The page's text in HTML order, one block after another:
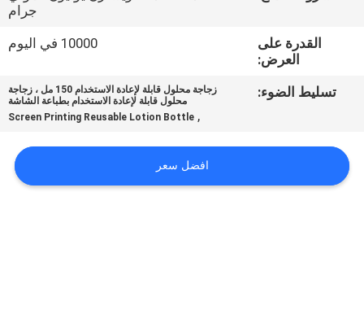
خريطة
جرام
القدرة على
العرض:
10000 في اليوم
تسليط الضوء:
زجاجة محلول قابلة لإعادة الاستخدام 150 مل ، زجاجة
محلول قابلة لإعادة الاستخدام بطباعة الشاشة
,
Screen Printing Reusable Lotion Bottle
افضل سعر